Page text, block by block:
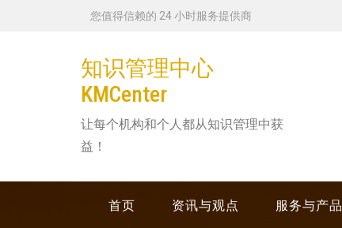
您值得信赖的 24 小时服务提供商
知识管理中心
KMCenter
让每个机构和个人都从知识管理中获
益！
首页 资讯与观点 服务与产品